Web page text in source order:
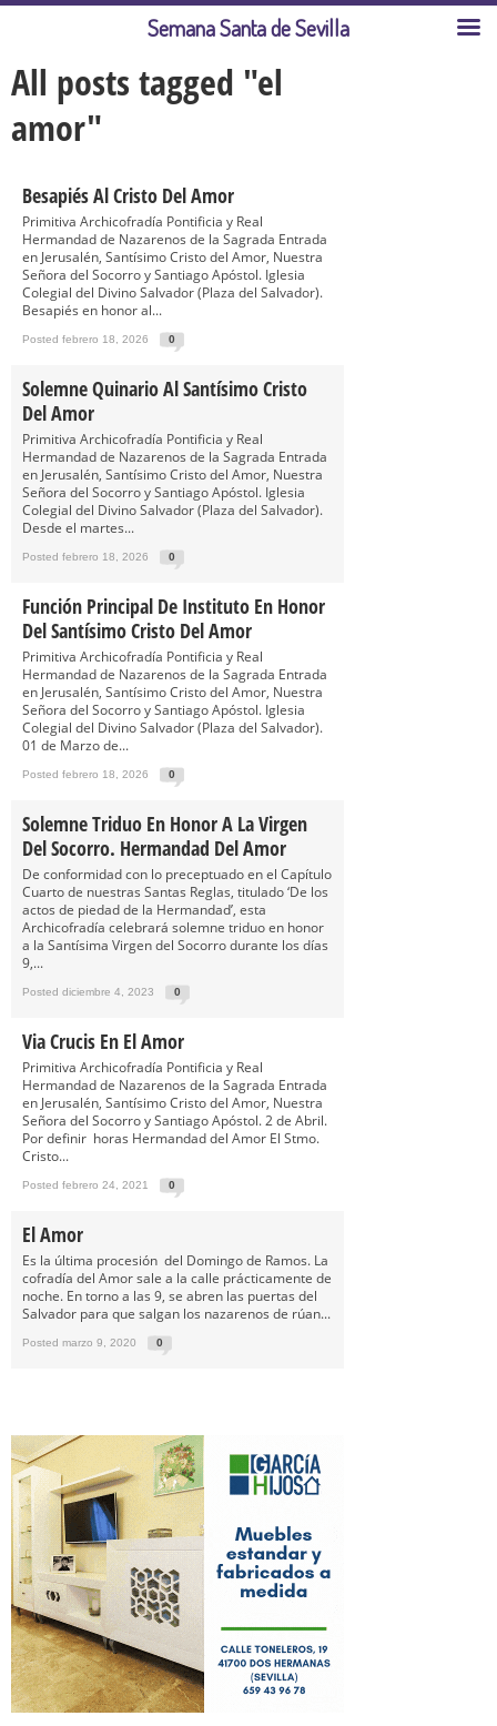
All posts tagged "el
amor"
Besapiés Al Cristo Del Amor
Primitiva Archicofradía Pontificia y Real
Hermandad de Nazarenos de la Sagrada Entrada
en Jerusalén, Santísimo Cristo del Amor, Nuestra
Señora del Socorro y Santiago Apóstol. Iglesia
Colegial del Divino Salvador (Plaza del Salvador).
Besapiés en honor al...
Posted febrero 18, 2026 0
Solemne Quinario Al Santísimo Cristo
Del Amor
Primitiva Archicofradía Pontificia y Real
Hermandad de Nazarenos de la Sagrada Entrada
en Jerusalén, Santísimo Cristo del Amor, Nuestra
Señora del Socorro y Santiago Apóstol. Iglesia
Colegial del Divino Salvador (Plaza del Salvador).
Desde el martes...
Posted febrero 18, 2026 0
Función Principal De Instituto En Honor
Del Santísimo Cristo Del Amor
Primitiva Archicofradía Pontificia y Real
Hermandad de Nazarenos de la Sagrada Entrada
en Jerusalén, Santísimo Cristo del Amor, Nuestra
Señora del Socorro y Santiago Apóstol. Iglesia
Colegial del Divino Salvador (Plaza del Salvador).
01 de Marzo de...
Posted febrero 18, 2026 0
Solemne Triduo En Honor A La Virgen
Del Socorro. Hermandad Del Amor
De conformidad con lo preceptuado en el Capítulo
Cuarto de nuestras Santas Reglas, titulado ‘De los
actos de piedad de la Hermandad’, esta
Archicofradía celebrará solemne triduo en honor
a la Santísima Virgen del Socorro durante los días
9,...
Posted diciembre 4, 2023 0
Via Crucis En El Amor
Primitiva Archicofradía Pontificia y Real
Hermandad de Nazarenos de la Sagrada Entrada
en Jerusalén, Santísimo Cristo del Amor, Nuestra
Señora del Socorro y Santiago Apóstol. 2 de Abril.
Por definir horas Hermandad del Amor El Stmo.
Cristo...
Posted febrero 24, 2021 0
El Amor
Es la última procesión del Domingo de Ramos. La
cofradía del Amor sale a la calle prácticamente de
noche. En torno a las 9, se abren las puertas del
Salvador para que salgan los nazarenos de rúan...
Posted marzo 9, 2020 0
Semana Santa de Sevilla